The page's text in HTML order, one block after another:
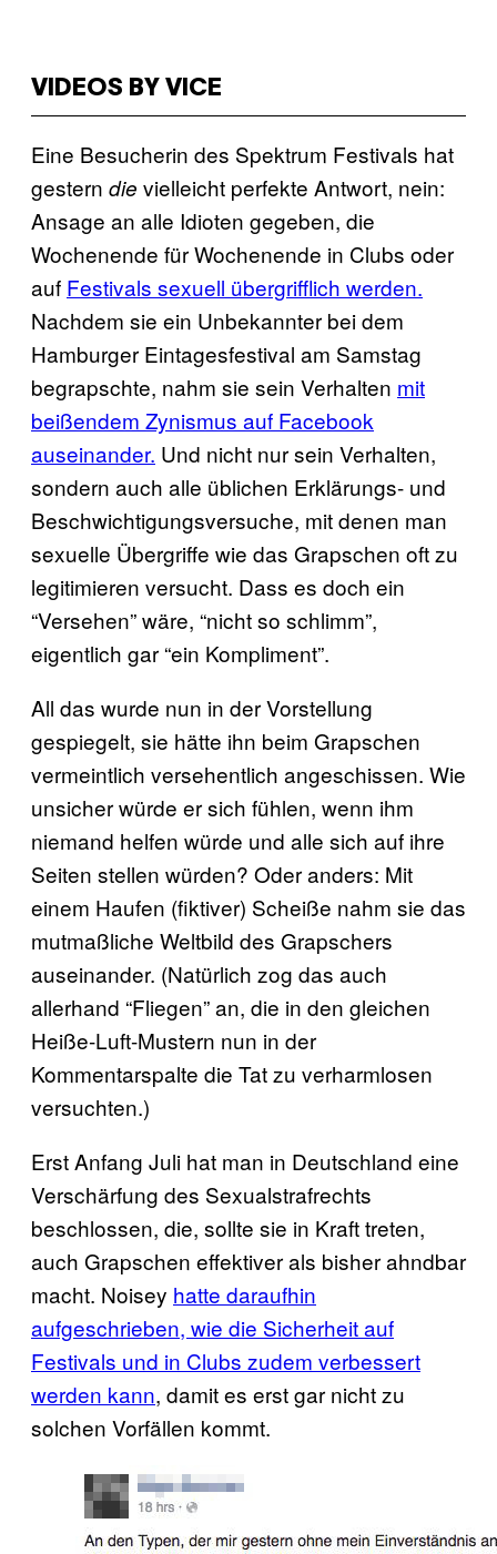
VIDEOS BY VICE
Eine Besucherin des Spektrum Festivals hat
gestern die vielleicht perfekte Antwort, nein:
Ansage an alle Idioten gegeben, die
Wochenende für Wochenende in Clubs oder
auf Festivals sexuell übergrifflich werden.
Nachdem sie ein Unbekannter bei dem
Hamburger Eintagesfestival am Samstag
begrapschte, nahm sie sein Verhalten mit
beißendem Zynismus auf Facebook
auseinander. Und nicht nur sein Verhalten,
sondern auch alle üblichen Erklärungs- und
Beschwichtigungsversuche, mit denen man
sexuelle Übergriffe wie das Grapschen oft zu
legitimieren versucht. Dass es doch ein
“Versehen” wäre, “nicht so schlimm”,
eigentlich gar “ein Kompliment”.
All das wurde nun in der Vorstellung
gespiegelt, sie hätte ihn beim Grapschen
vermeintlich versehentlich angeschissen. Wie
unsicher würde er sich fühlen, wenn ihm
niemand helfen würde und alle sich auf ihre
Seiten stellen würden? Oder anders: Mit
einem Haufen (fiktiver) Scheiße nahm sie das
mutmaßliche Weltbild des Grapschers
auseinander. (Natürlich zog das auch
allerhand “Fliegen” an, die in den gleichen
Heiße-Luft-Mustern nun in der
Kommentarspalte die Tat zu verharmlosen
versuchten.)
Erst Anfang Juli hat man in Deutschland eine
Verschärfung des Sexualstrafrechts
beschlossen, die, sollte sie in Kraft treten,
auch Grapschen effektiver als bisher ahndbar
macht. Noisey hatte daraufhin
aufgeschrieben, wie die Sicherheit auf
Festivals und in Clubs zudem verbessert
werden kann, damit es erst gar nicht zu
solchen Vorfällen kommt.